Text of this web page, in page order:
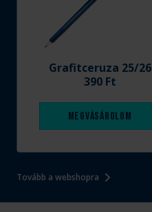
Tovább a webshopra
Grafitceruza 25/26
390 Ft
Megvásárolom